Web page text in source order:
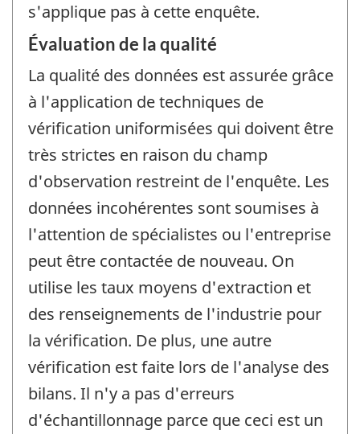
s'applique pas à cette enquête.
Évaluation de la qualité
La qualité des données est assurée grâce
à l'application de techniques de
vérification uniformisées qui doivent être
très strictes en raison du champ
d'observation restreint de l'enquête. Les
données incohérentes sont soumises à
l'attention de spécialistes ou l'entreprise
peut être contactée de nouveau. On
utilise les taux moyens d'extraction et
des renseignements de l'industrie pour
la vérification. De plus, une autre
vérification est faite lors de l'analyse des
bilans. Il n'y a pas d'erreurs
d'échantillonnage parce que ceci est un